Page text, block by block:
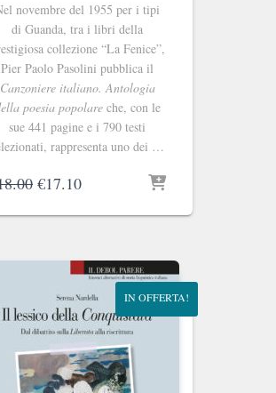
novembre del 1955 per i tipi
di Guanda, tra i libri della
collezione “La Fenice”,
Pier Paolo Pasolini pubblica il
Canzoniere italiano. Antologia
poesia popolare che, con le
sue 441 pagine e i 790 testi
rappresenta uno dei …
Il
originale
€18.00.
€17.10Il
attuale
€17.10.
IN OFFERTA!